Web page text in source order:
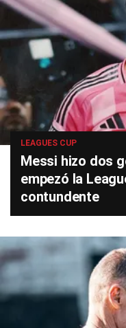
LEAGUES CUP
Messi hizo dos
empezó la
contundente